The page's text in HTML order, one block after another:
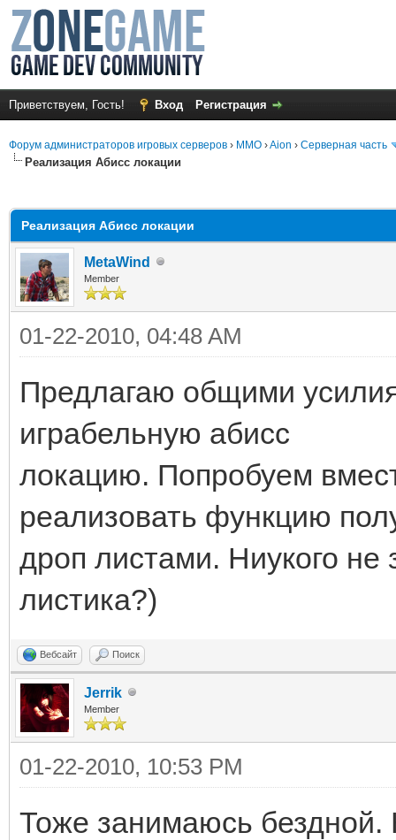
Приветствуем, Гость! Вход Регистрация
Форум администраторов игровых серверов › MMO ›Aion › Серверная часть
Реализация Абисс локации
Реализация Абисс локации
MetaWind
Member
01-22-2010, 04:48 AM
Предлагаю общими
играбельную абисс
локацию. Попробуем
реализовать функцию
дроп листами. Ниукого не
листика?)
Вебсайт Поиск
Jerrik
Member
01-22-2010, 10:53 PM
Тоже занимаюсь бездной.